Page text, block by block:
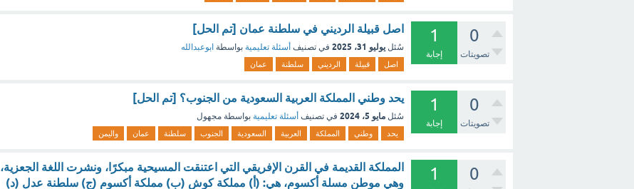
0
تصويتات
1
إجابة
اصل قبيلة الرديني في سلطنة عمان [تم الحل]
سُئل يوليو 31، 2025 في تصنيف أسئلة تعليمية بواسطة ابوعبدالله
اصل قبيلة الرديني سلطنة عمان
0
تصويتات
1
إجابة
يحد وطني المملكة العربية السعودية من الجنوب؟ [تم الحل]
سُئل مايو 5، 2024 في تصنيف أسئلة تعليمية بواسطة مجهول
يحد وطني المملكة العربية السعودية الجنوب سلطنة عمان واليمن
0
1
المملكة القديمة في القرن الإفريقي التي اعتنقت المسيحية مبكرًا، ونشرت اللغة الجعزية،
وهي موطن مسلة أكسوم، هي: (أ) مملكة كوش (ب) مملكة أكسوم (ج) سلطنة عدل (د)